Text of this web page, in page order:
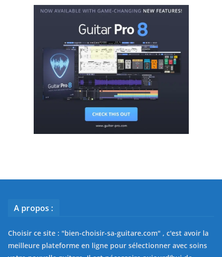
A propos :
Choisir ce site : "bien-choisir-sa-guitare.com" , c'est avoir la
meilleure plateforme en ligne pour sélectionner avec soins